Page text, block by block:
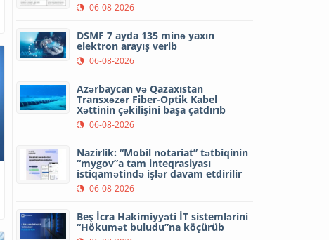
06-08-2026
DSMF 7 ayda 135 minə yaxın
elektron arayış verib
06-08-2026
Azərbaycan və Qazaxıstan
Transxəzər Fiber-Optik Kabel
Xəttinin çəkilişini başa çatdırıb
06-08-2026
Nazirlik: “Mobil notariat” tətbiqinin
“mygov”a tam inteqrasiyası
istiqamətində işlər davam etdirilir
06-08-2026
Beş İcra Hakimiyyəti İT sistemlərini
“Hökumət buludu”na köçürüb